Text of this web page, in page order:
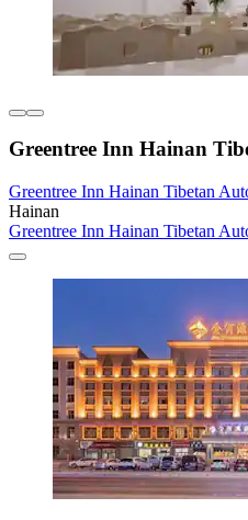
Greentree Inn Hainan
Greentree Inn Hainan Tibetan
Hainan
Greentree Inn Hainan Tibetan